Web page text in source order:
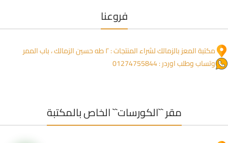
فروعنا
مكتبة المعز بالزمالك لشراء المنتجات : ٢ طه حسين الزمالك ، باب الممر
وتساب وطلب اوردر : 01274755844
مقر ``الكورسات`` الخاص بالمكتبة